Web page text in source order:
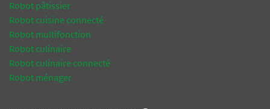
Robot pâtissier
Robot cuisine connecté
Robot multifonction
Robot culinaire
Robot culinaire connecté
Robot ménager